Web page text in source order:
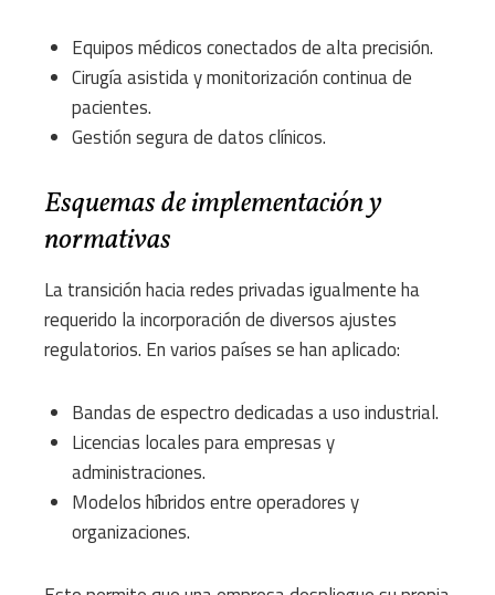
Equipos médicos conectados de alta precisión.
Cirugía asistida y monitorización continua de
pacientes.
Gestión segura de datos clínicos.
Esquemas de implementación y
normativas
La transición hacia redes privadas igualmente ha
requerido la incorporación de diversos ajustes
regulatorios. En varios países se han aplicado:
Bandas de espectro dedicadas a uso industrial.
Licencias locales para empresas y
administraciones.
Modelos híbridos entre operadores y
organizaciones.